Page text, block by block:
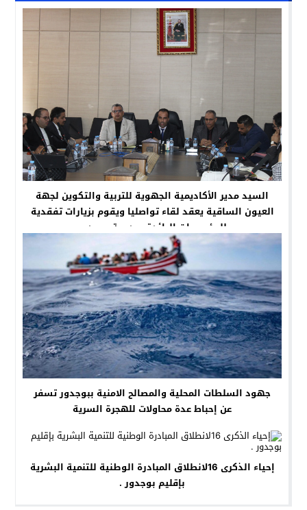
السيد مدير الأكاديمية الجهوية للتربية والتكوين لجهة
العيون الساقية يعقد لقاء تواصليا ويقوم بزيارات تفقدية
للمؤسسات الرائدة بمديرية بوجدور
جهود السلطات المحلية والمصالح الامنية ببوجدور تسفر
عن إحباط عدة محاولات للهجرة السرية
إحياء الذكرى 16لانطلاق المبادرة الوطنية للتنمية البشرية
بإقليم بوجدور .